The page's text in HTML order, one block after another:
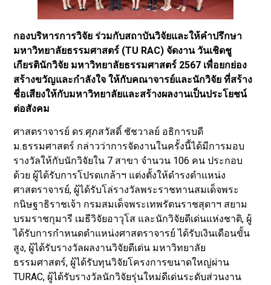
กองบริหารการวิจัย ร่วมกับสถาบันวิจัยและให้คำปรึกษา
มหาวิทยาลัยธรรมศาสตร์ (TU RAC) จัดงาน วันเชิดชู
เกียรตินักวิจัย มหาวิทยาลัยธรรมศาสตร์ 2567 เพื่อยกย่อง
สร้างขวัญและกำลังใจ ให้กับคณาจารย์และนักวิจัย ที่สร้าง
ชื่อเสียงให้กับมหาวิทยาลัยและสร้างผลงานเป็นประโยชน์
ต่อสังคม
ศาสตราจารย์ ดร.ศุภสวัสดิ์ ชัชวาลย์ อธิการบดี
ม.ธรรมศาสตร์ กล่าวว่าการจัดงานในครั้งนี้ได้มีการมอบ
รางวัลให้กับนักวิจัยใน 7 สาขา จำนวน 106 คน ประกอบ
ด้วย ผู้ได้รับการโปรดเกล้าฯ แต่งตั้งให้ดำรงตำแหน่ง
ศาสตราจารย์, ผู้ได้รับโล่รางวัลพระราชทานสมเด็จพระ
กนิษฐาธิราชเจ้า กรมสมเด็จพระเทพรัตนราชสุดาฯ สยาม
บรมราชกุมารี เมธีวิจัยอาวุโส และนักวิจัยดีเด่นแห่งชาติ, ผู้
ได้รับการกำหนดตำแหน่งศาสตราจารย์ ได้รับเงินเดือนขั้น
สูง, ผู้ได้รับรางวัลผลงานวิจัยดีเด่น มหาวิทยาลัย
ธรรมศาสตร์, ผู้ได้รับทุนวิจัยโครงการขนาดใหญ่ผ่าน
TURAC, ผู้ได้รับรางวัลนักวิจัยรุ่นใหม่ดีเด่นระดับส่วนงาน